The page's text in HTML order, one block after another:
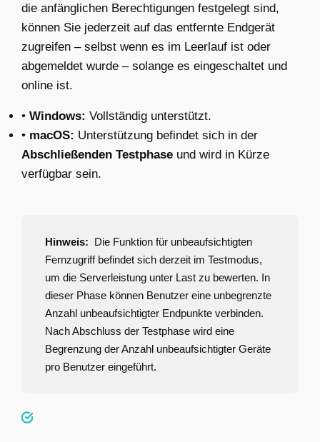
die anfänglichen Berechtigungen festgelegt sind,
können Sie jederzeit auf das entfernte Endgerät
zugreifen – selbst wenn es im Leerlauf ist oder
abgemeldet wurde – solange es eingeschaltet und
online ist.
• Windows: Vollständig unterstützt.
• macOS: Unterstützung befindet sich in der
Abschließenden Testphase und wird in Kürze
verfügbar sein.
Hinweis: Die Funktion für unbeaufsichtigten
Fernzugriff befindet sich derzeit im Testmodus,
um die Serverleistung unter Last zu bewerten. In
dieser Phase können Benutzer eine unbegrenzte
Anzahl unbeaufsichtigter Endpunkte verbinden.
Nach Abschluss der Testphase wird eine
Begrenzung der Anzahl unbeaufsichtigter Geräte
pro Benutzer eingeführt.